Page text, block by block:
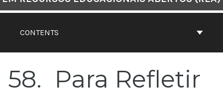
CONTENTS
58 Para Refletir